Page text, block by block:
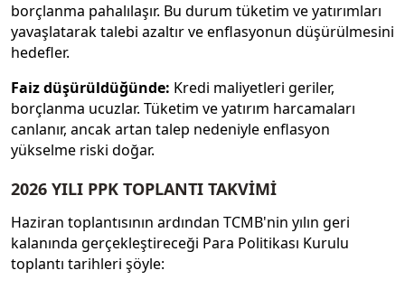
borçlanma pahalılaşır. Bu durum tüketim ve yatırımları
yavaşlatarak talebi azaltır ve enflasyonun düşürülmesini
hedefler.
Faiz düşürüldüğünde: Kredi maliyetleri geriler,
borçlanma ucuzlar. Tüketim ve yatırım harcamaları
canlanır, ancak artan talep nedeniyle enflasyon
yükselme riski doğar.
2026 YILI PPK TOPLANTI TAKVİMİ
Haziran toplantısının ardından TCMB'nin yılın geri
kalanında gerçekleştireceği Para Politikası Kurulu
toplantı tarihleri şöyle: